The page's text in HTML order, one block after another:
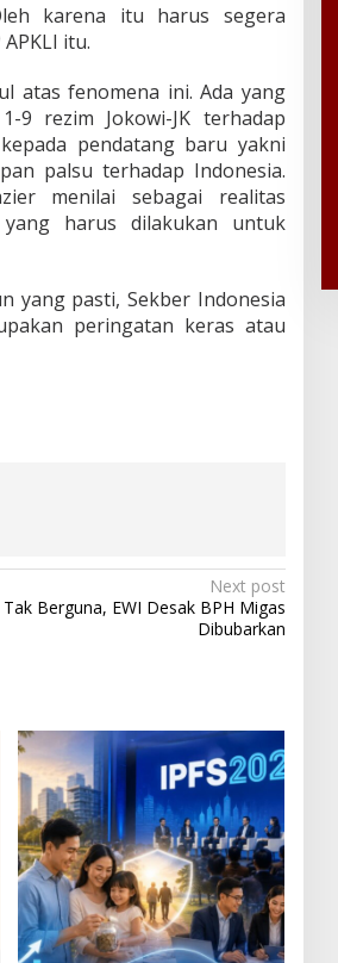
karena itu harus segera
itu.
atas fenomena ini. Ada yang
9 rezim Jokowi-JK terhadap
pendatang baru yakni
palsu terhadap Indonesia.
menilai sebagai realitas
harus dilakukan untuk
yang pasti, Sekber Indonesia
peringatan keras atau
Next post
Berguna, EWI Desak BPH Migas
Dibubarkan